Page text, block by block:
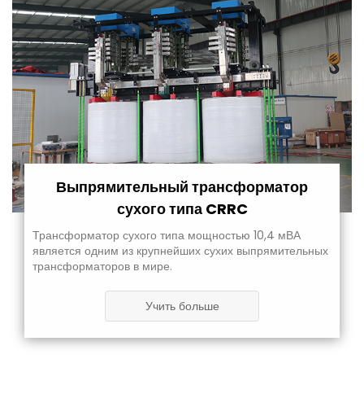
Выпрямительный трансформатор
сухого типа CRRC
Трансформатор сухого типа мощностью 10,4 мВА
является одним из крупнейших сухих выпрямительных
трансформаторов в мире.
Учить больше